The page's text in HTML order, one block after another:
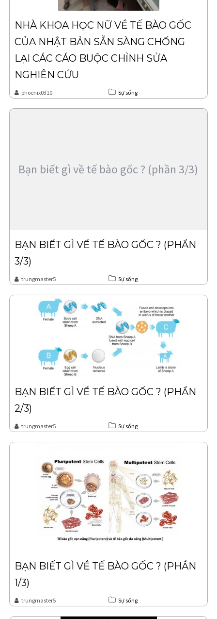
NHÀ KHOA HỌC NỮ VỀ TẾ BÀO GỐC
CỦA NHẬT BẢN SẴN SÀNG CHỐNG
LẠI CÁC CÁO BUỘC CHỈNH SỬA
NGHIÊN CỨU
phoenix0310 Sự sống
Bạn biết gì về tế bào gốc ? (phần 3/3)
BẠN BIẾT GÌ VỀ TẾ BÀO GỐC ? (PHẦN
3/3)
trungmaster5 Sự sống
BẠN BIẾT GÌ VỀ TẾ BÀO GỐC ? (PHẦN
2/3)
trungmaster5 Sự sống
BẠN BIẾT GÌ VỀ TẾ BÀO GỐC ? (PHẦN
1/3)
trungmaster5 Sự sống